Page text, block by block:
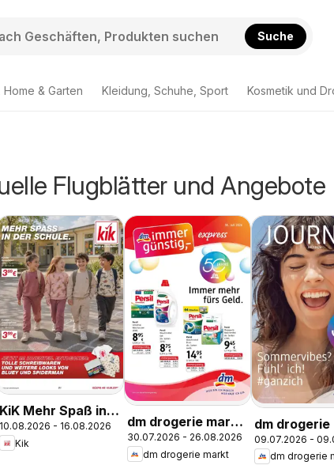
Suche
& Garten Kleidung, Schuhe, Sport Kosmetik und
Flugblätter und Angebote
KiK Mehr Spaß in
der Schule
10.08.2026 - 16.08.2026
Kik
dm drogerie markt
Journal Express
August
30.07.2026 - 26.08.2026
dm drogerie markt
dm
Journal Juli
09.07.2026 -
dm drogerie